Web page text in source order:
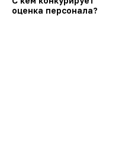
оценка персонала?